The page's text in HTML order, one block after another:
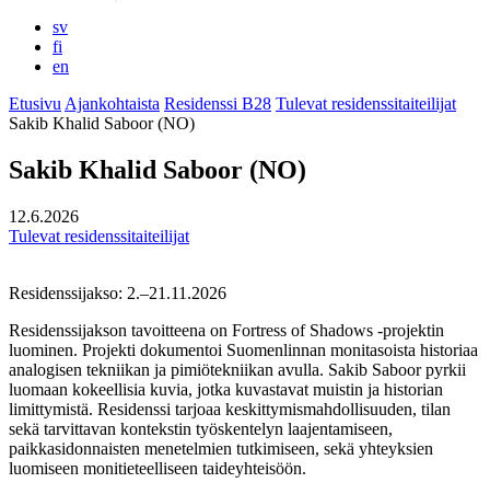
sv
fi
en
Etusivu Ajankohtaista Residenssi B28 Tulevat residenssitaiteilijat
Sakib Khalid Saboor (NO)
Sakib Khalid Saboor (NO)
12.6.2026
Tulevat residenssitaiteilijat
Residenssijakso: 2.–21.11.2026
Residenssijakson tavoitteena on Fortress of Shadows -projektin
luominen. Projekti dokumentoi Suomenlinnan monitasoista historiaa
analogisen tekniikan ja pimiötekniikan avulla. Sakib Saboor pyrkii
luomaan kokeellisia kuvia, jotka kuvastavat muistin ja historian
limittymistä. Residenssi tarjoaa keskittymismahdollisuuden, tilan
sekä tarvittavan kontekstin työskentelyn laajentamiseen,
paikkasidonnaisten menetelmien tutkimiseen, sekä yhteyksien
luomiseen monitieteelliseen taideyhteisöön.